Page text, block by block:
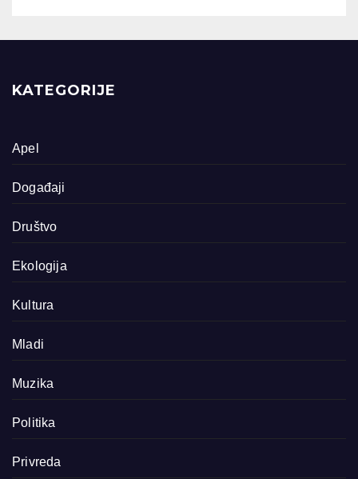
KATEGORIJE
Apel
Događaji
Društvo
Ekologija
Kultura
Mladi
Muzika
Politika
Privreda